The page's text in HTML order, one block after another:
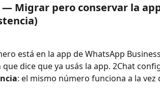
— Migrar pero conservar la
está en la app de WhatsApp
que dice que ya usás la app. 2Chat
: el mismo número funciona a la vez